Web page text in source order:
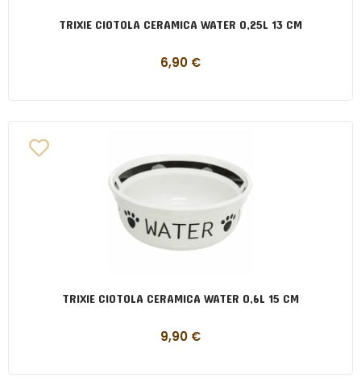
TRIXIE CIOTOLA CERAMICA WATER 0,25L 13 CM
6,90 €
TRIXIE CIOTOLA CERAMICA WATER 0,6L 15 CM
9,90 €